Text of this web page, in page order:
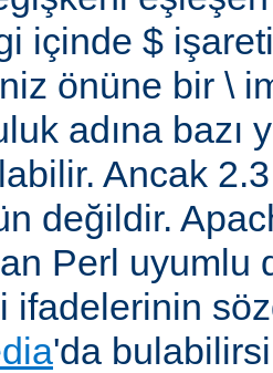
içinde $
önüne bir \
adına
Ancak
değildir.
Perl uyumlu
ifadelerinin
'da